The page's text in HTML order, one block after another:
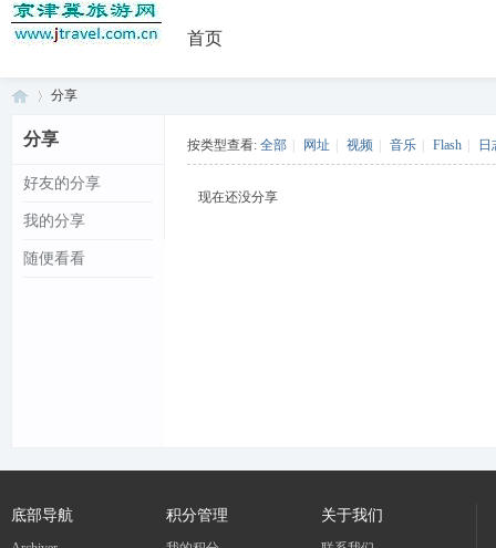
首页
京 ›
分享
分享
好友的分享
我的分享
随便看看
按类型查看: 全部 网址 视频 音乐 Flash 日
现在还没分享
底部导航 积分管理 关于我们